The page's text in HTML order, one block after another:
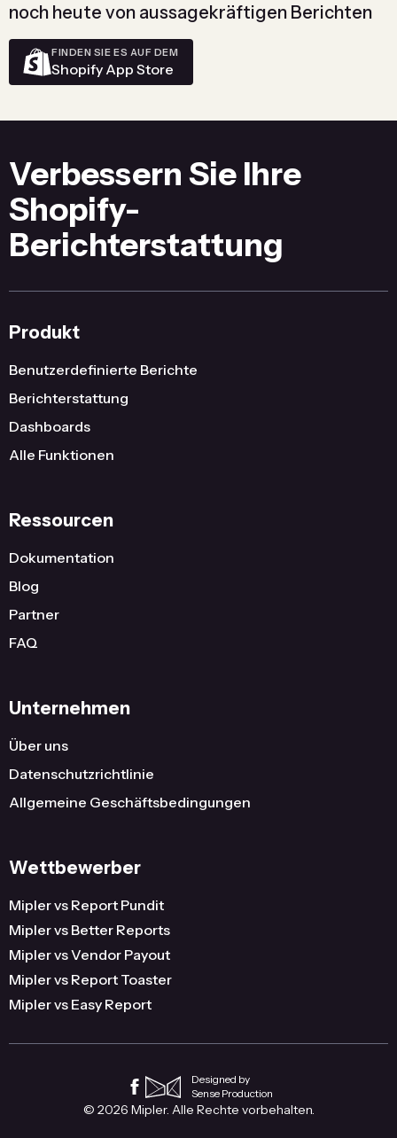
noch heute von aussagekräftigen Berichten
FINDEN SIE ES AUF DEM
Shopify App Store
Verbessern Sie Ihre
Shopify-
Berichterstattung
Produkt
Benutzerdefinierte Berichte
Berichterstattung
Dashboards
Alle Funktionen
Ressourcen
Dokumentation
Blog
Partner
FAQ
Unternehmen
Über uns
Datenschutzrichtlinie
Allgemeine Geschäftsbedingungen
Wettbewerber
Mipler vs Report Pundit
Mipler vs Better Reports
Mipler vs Vendor Payout
Mipler vs Report Toaster
Mipler vs Easy Report
Designed by
Sense Production
© 2026 Mipler. Alle Rechte vorbehalten.